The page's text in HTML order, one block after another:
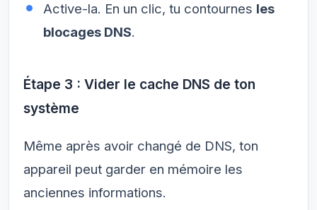
Active-la. En un clic, tu contournes les
blocages DNS.
Étape 3 : Vider le cache DNS de ton
système
Même après avoir changé de DNS, ton
appareil peut garder en mémoire les
anciennes informations.